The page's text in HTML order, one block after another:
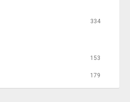
334
153
179